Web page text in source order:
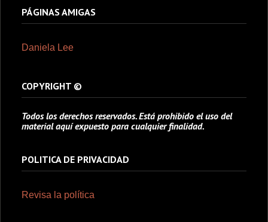
PÁGINAS AMIGAS
Daniela Lee
COPYRIGHT ©
Todos los derechos reservados. Está prohibido el uso del
material aquí expuesto para cualquier finalidad.
POLITICA DE PRIVACIDAD
Revisa la política